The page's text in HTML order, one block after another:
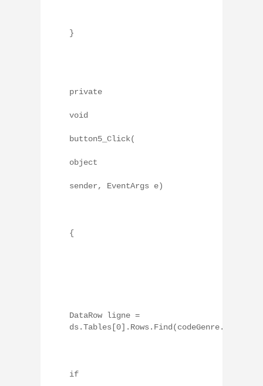
}
private
void
button5_Click(
object
sender, EventArgs e)
{
DataRow ligne =
ds.Tables[0].Rows.Find(codeGenre.Text);
if